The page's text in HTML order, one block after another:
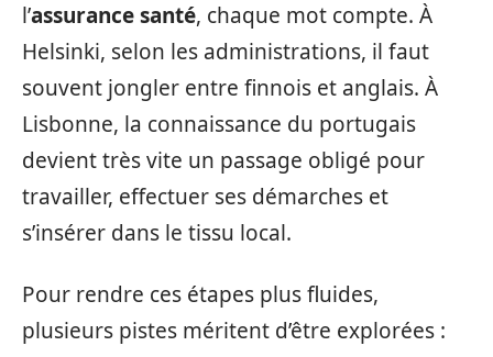
l’assurance santé, chaque mot compte. À
Helsinki, selon les administrations, il faut
souvent jongler entre finnois et anglais. À
Lisbonne, la connaissance du portugais
devient très vite un passage obligé pour
travailler, effectuer ses démarches et
s’insérer dans le tissu local.
Pour rendre ces étapes plus fluides,
plusieurs pistes méritent d’être explorées :